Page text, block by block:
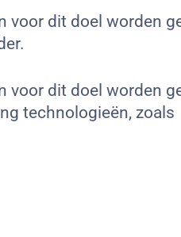
voor dit doel worden
voor dit doel worden
technologieën, zoals